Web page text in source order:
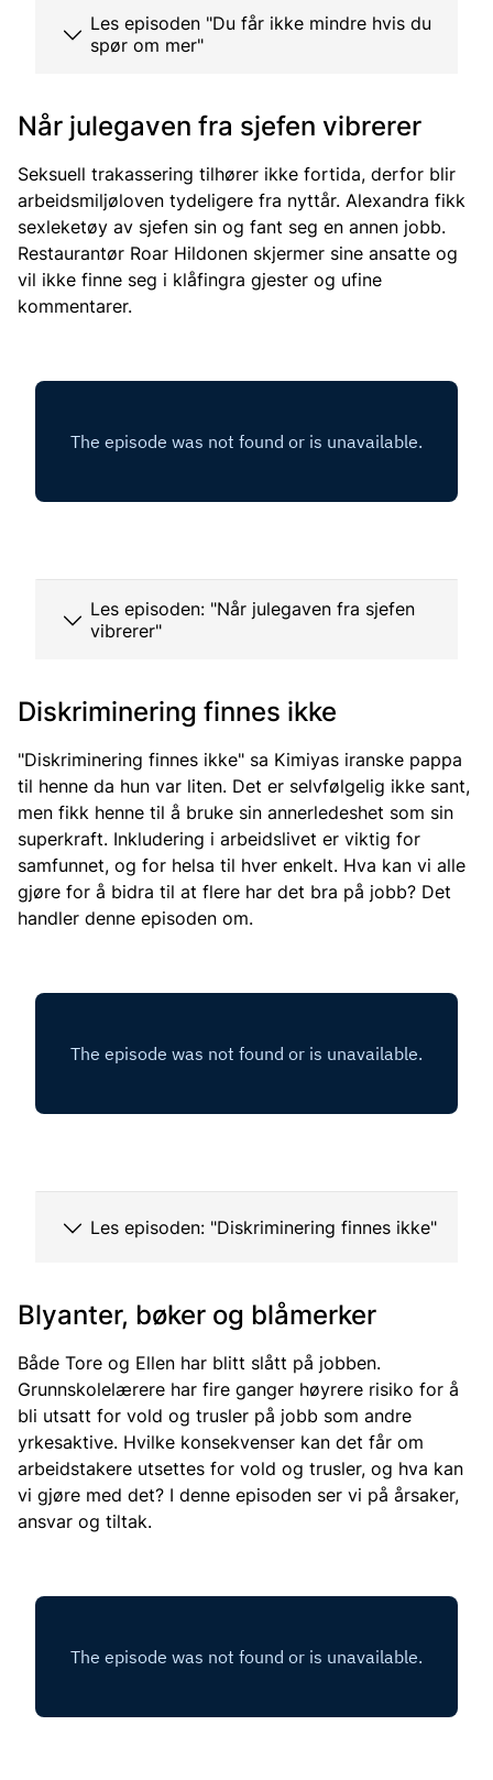
Les episoden "Du får ikke mindre hvis du
spør om mer"
Når julegaven fra sjefen vibrerer
Seksuell trakassering tilhører ikke fortida, derfor blir
arbeidsmiljøloven tydeligere fra nyttår. Alexandra fikk
sexleketøy av sjefen sin og fant seg en annen jobb.
Restaurantør Roar Hildonen skjermer sine ansatte og
vil ikke finne seg i klåfingra gjester og ufine
kommentarer.
Les episoden: "Når julegaven fra sjefen
vibrerer"
Diskriminering finnes ikke
"Diskriminering finnes ikke" sa Kimiyas iranske pappa
til henne da hun var liten. Det er selvfølgelig ikke sant,
men fikk henne til å bruke sin annerledeshet som sin
superkraft. Inkludering i arbeidslivet er viktig for
samfunnet, og for helsa til hver enkelt. Hva kan vi alle
gjøre for å bidra til at flere har det bra på jobb? Det
handler denne episoden om.
Les episoden: "Diskriminering finnes ikke"
Blyanter, bøker og blåmerker
Både Tore og Ellen har blitt slått på jobben.
Grunnskolelærere har fire ganger høyrere risiko for å
bli utsatt for vold og trusler på jobb som andre
yrkesaktive. Hvilke konsekvenser kan det får om
arbeidstakere utsettes for vold og trusler, og hva kan
vi gjøre med det? I denne episoden ser vi på årsaker,
ansvar og tiltak.